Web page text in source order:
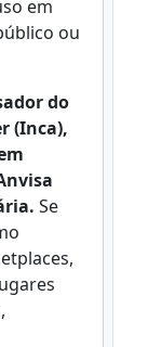
em
ou
do
(Inca),
Se